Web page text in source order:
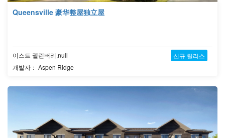
Queensville 豪华整屋独立屋
이스트 궬린버리,null
개발자： Aspen Ridge
신규 릴리스